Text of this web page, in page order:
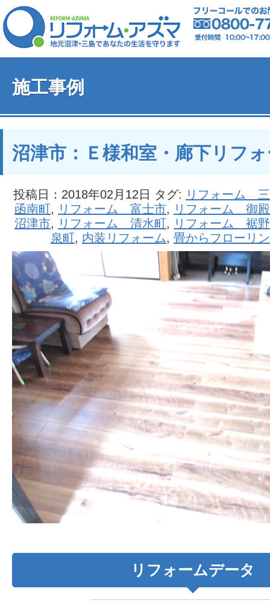
施工事例
沼津市：Ｅ様和室・廊下リフ
投稿日：2018年02月12日 タグ: リフォーム
函南町, リフォーム 富士市, リフォーム 御
沼津市, リフォーム 清水町, リフォーム 裾
泉町, 内装リフォーム, 畳からフローリ
リフォームデータ